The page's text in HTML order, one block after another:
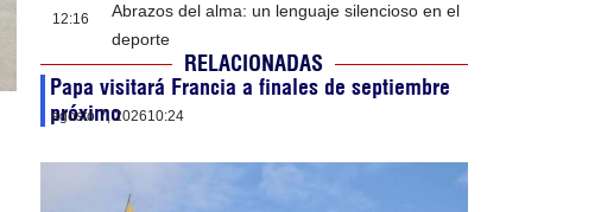
12:16
Abrazos del alma: un lenguaje silencioso en el
deporte
RELACIONADAS
Papa visitará Francia a finales de septiembre
próximo
agosto 7, 202610:24